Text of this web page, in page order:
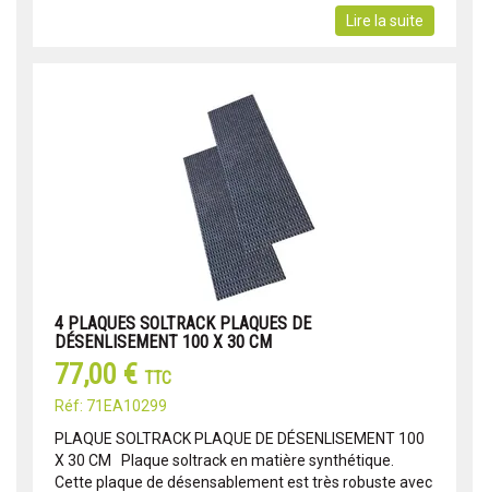
Lire la suite
4 PLAQUES SOLTRACK PLAQUES DE
DÉSENLISEMENT 100 X 30 CM
77,00 € TTC
Réf: 71EA10299
PLAQUE SOLTRACK PLAQUE DE DÉSENLISEMENT 100
X 30 CM Plaque soltrack en matière synthétique.
Cette plaque de désensablement est très robuste avec